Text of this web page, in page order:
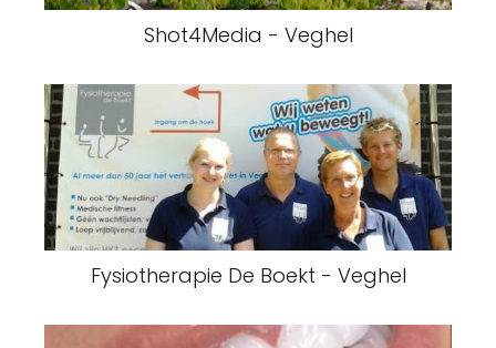
Shot4Media - Veghel
Fysiotherapie De Boekt - Veghel